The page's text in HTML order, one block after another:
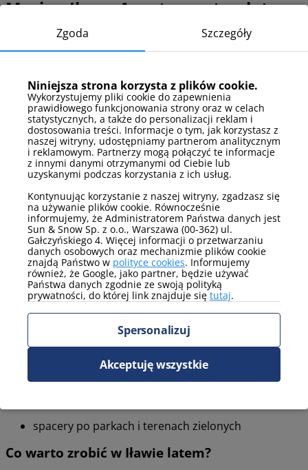
Marina Iława Apartamenty z lotu
ptaka – Poznaj okolicę obiektu
oraz ścieżki spacerowe. Iława to miasto z bogatą ofertą
kulturalną i rekreacyjną, które zachęca do zwiedzania i
aktywnego spędzania czasu.
Dojazd do obiektu
Do obiektu najłatwiej dojechać komunikacją miejską kursującą
po Iławie. Obiekt jest dobrze skomunikowany z głównymi
drogami, co ułatwia dojazd samochodem. W pobliżu znajdują
się przystanki autobusowe oraz wygodne zjazdy z większych
Sezonowe atrakcje w Marina Iława
Apartamenty
Iława oferuje różnorodne atrakcje w ciągu całego roku,
dostosowane do sezonów. Zarówno zimą, jak i latem można
znaleźć ciekawe formy spędzania czasu na świeżym powietrzu
oraz w lokalnych obiektach kulturalnych.
spacery po parkach i terenach zielonych
Co warto zrobić w Iławie latem?
Zgoda Szczegóły
Niniejsza strona korzysta z plików cookie.
Wykorzystujemy pliki cookie do zapewnienia
prawidłowego funkcjonowania strony oraz w celach
statystycznych, a także do personalizacji reklam i
dostosowania treści. Informacje o tym, jak korzystasz z
naszej witryny, udostępniamy partnerom analitycznym
i reklamowym. Partnerzy mogą połączyć te informacje
z innymi danymi otrzymanymi od Ciebie lub
uzyskanymi podczas korzystania z ich usług.
Kontynuując korzystanie z naszej witryny, zgadzasz się
na używanie plików cookie. Równocześnie
informujemy, że Administratorem Państwa danych jest
Sun & Snow Sp. z o.o., Warszawa (00-362) ul.
Gałczyńskiego 4. Więcej informacji o przetwarzaniu
danych osobowych oraz mechanizmie plików cookie
znajdą Państwo w polityce cookies. Informujemy
również, że Google, jako partner, będzie używać
Państwa danych zgodnie ze swoją polityką
prywatności, do której link znajduje się tutaj.
Spersonalizuj
Akceptuję wszystkie